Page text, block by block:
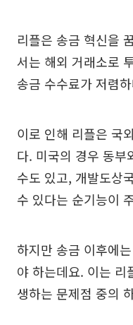
리플은 송금 혁신을
서는 해외 거래소로
송금 수수료가 저렴
이로 인해 리플은 국
다. 미국의 경우 동부
수도 있고, 개발도상
수 있다는 순기능이
하지만 송금 이후에
야 하는데요. 이는 리
생하는 문제점 중의